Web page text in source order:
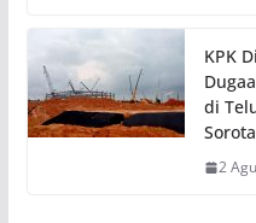
KPK
di
2